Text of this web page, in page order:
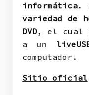
informática.
variedad de
DVD, el cual
a un
computador.
Sitio oficial